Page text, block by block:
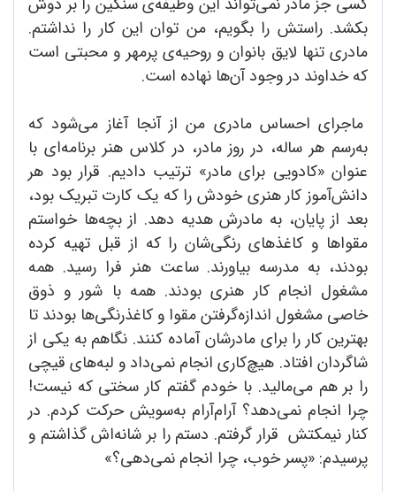
بکشد. راستش را بگویم، من توان این کار را نداشتم.
مادری تنها لایق بانوان و روحیه‌ی پرمهر و محبتی است
که خداوند در وجود آن‌ها نهاده است.
ماجرای احساس مادری من از آنجا آغاز می‌شود که
به‌رسم هر ساله، در روز مادر، در کلاس هنر برنامه‌ای با
عنوان «کادویی برای مادر» ترتیب دادیم. قرار بود هر
دانش‌آموز کار هنری خودش را که یک کارت تبریک بود،
بعد از پایان، به مادرش هدیه دهد. از بچه‌ها خواستم
مقواها و کاغذهای رنگی‌شان را که از قبل تهیه کرده
بودند، به مدرسه بیاورند. ساعت هنر فرا رسید. همه
مشغول انجام کار هنری بودند. همه با شور و ذوق
خاصی مشغول اندازه‌گرفتن مقوا و کاغذرنگی‌ها بودند تا
بهترین کار را برای مادرشان آماده کنند. نگاهم به یکی از
شاگردان افتاد. هیچ‌کاری انجام نمی‌داد و لبه‌های قیچی
را بر هم می‌مالید. با خودم گفتم کار سختی که نیست!
چرا انجام نمی‌دهد؟ آرام‌آرام به‌سویش حرکت کردم. در
کنار نیمکتش قرار گرفتم. دستم را بر شانه‌اش گذاشتم و
پرسیدم: «پسر خوب، چرا انجام نمی‌دهی؟»